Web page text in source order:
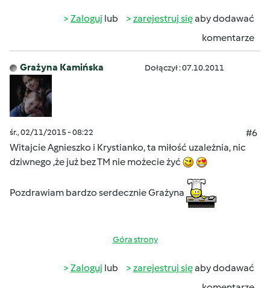
Zaloguj lub zarejestruj sięaby dodawać
komentarze
Grażyna Kamińska Dołączył : 07.10.2011
śr., 02/11/2015 - 08:22
#6
Witajcie Agnieszko i Krystianko, ta miłość uzależnia, nic
dziwnego ,że już bez TM nie możecie żyć
Pozdrawiam bardzo serdecznie Grażyna
Góra strony
Zaloguj lub zarejestruj sięaby dodawać